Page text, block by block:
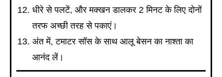
धीरे से पलटें, और मक्खन डालकर 2 मिनट के लिए दोनों
तरफ अच्छी तरह से पकाएं।
अंत में, टमाटर सॉस के साथ आलू बेसन का नाश्ता का
आनंद लें।